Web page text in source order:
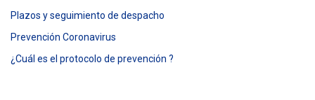
Plazos y seguimiento de despacho
Prevención Coronavirus
¿Cuál es el protocolo de prevención ?